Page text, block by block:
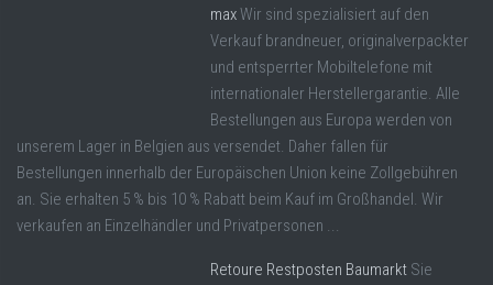
maxWir sind spezialisiert auf den
Verkauf brandneuer, originalverpackter
und entsperrter Mobiltelefone mit
internationaler Herstellergarantie. Alle
Bestellungen aus Europa werden von
unserem Lager in Belgien aus versendet. Daher fallen für
Bestellungen innerhalb der Europäischen Union keine Zollgebühren
an. Sie erhalten 5 % bis 10 % Rabatt beim Kauf im Großhandel. Wir
verkaufen an Einzelhändler und Privatpersonen ...
Retoure Restposten Baumarkt Sie